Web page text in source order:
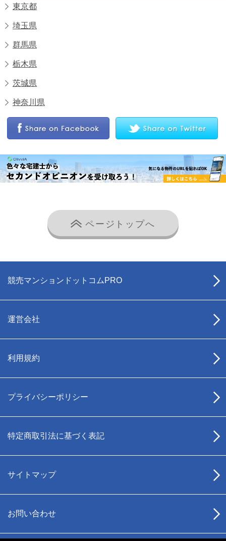
東京都
埼玉県
群馬県
栃木県
茨城県
神奈川県
ページトップへ
競売マンションドットコムPRO
運営会社
利用規約
プライバシーポリシー
特定商取引法に基づく表記
サイトマップ
お問い合わせ